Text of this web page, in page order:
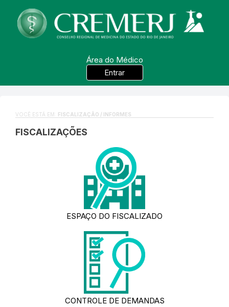
Área do Médico
Entrar
VOCÊ ESTÁ EM: FISCALIZAÇÃO / INFORMES
FISCALIZAÇÕES
ESPAÇO DO FISCALIZADO
CONTROLE DE DEMANDAS